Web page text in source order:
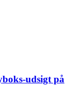
udsigt på